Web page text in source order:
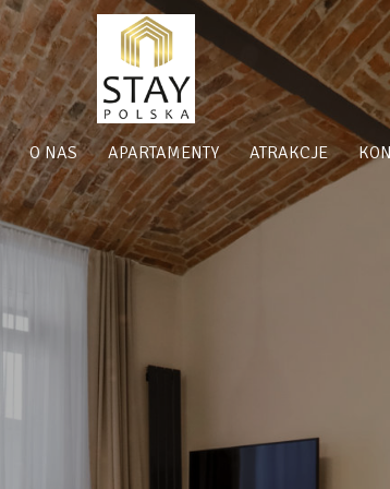
O NAS APARTAMENTY ATRAKCJE